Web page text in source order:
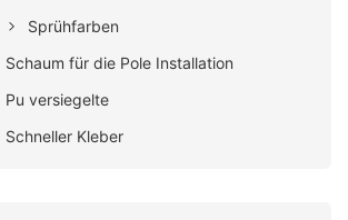
Sprühfarben
Schaum für die Pole Installation
Pu versiegelte
Schneller Kleber